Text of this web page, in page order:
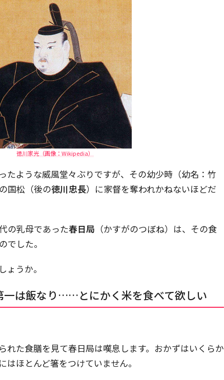
徳川家光（画像：Wikipedia）
たような威風堂々ぶりですが、その幼少時（幼名：竹
国松（後の徳川忠長）に家督を奪われかねないほどだ
の乳母であった春日局 （かすがのつぼね）は、その食
でした。
ょうか。
一は飯なり……とにかく米を食べて欲しい
れた食膳を見て春日局は嘆息します。おかずはいくらか
ほとんど箸をつけていません。